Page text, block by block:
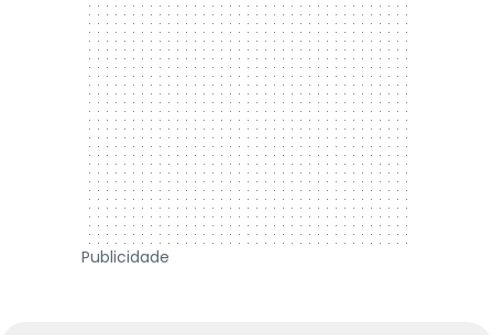
Publicidade